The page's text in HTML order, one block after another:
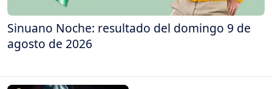
Sinuano Noche: resultado del domingo 9 de
agosto de 2026